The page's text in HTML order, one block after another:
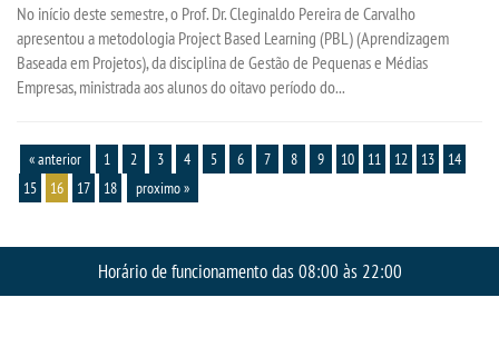
No início deste semestre, o Prof. Dr. Cleginaldo Pereira de Carvalho
apresentou a metodologia Project Based Learning (PBL) (Aprendizagem
Baseada em Projetos), da disciplina de Gestão de Pequenas e Médias
Empresas, ministrada aos alunos do oitavo período do...
« anterior 1 2 3 4 5 6 7 8 9 10 11 12 13
14
15
16 17 18 proximo »
Horário de funcionamento das 08:00 às 22:00